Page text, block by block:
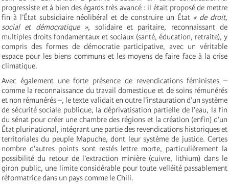
progressiste et à bien des égards très avancé : il était proposé de mettre
fin à l’État subsidiaire néolibéral et de construire un État « de droit,
social et démocratique », solidaire et paritaire, reconnaissant de
multiples droits fondamentaux et sociaux (santé, éducation, retraite), y
compris des formes de démocratie participative, avec un véritable
espace pour les biens communs et les moyens de faire face à la crise
climatique.
Avec également une forte présence de revendications féministes –
comme la reconnaissance du travail domestique et de soins rémunérés
et non rémunérés –, le texte validait en outre l’instauration d’un système
de sécurité sociale publique, la déprivatisation partielle de l’eau, la fin
du sénat pour créer une chambre des régions et la création (enfin) d’un
État plurinational, intégrant une partie des revendications historiques et
territoriales du peuple Mapuche, dont leur système de justice. Certes
nombre d’autres points sont restés lettre morte, particulièrement la
possibilité du retour de l’extraction minière (cuivre, lithium) dans le
giron public, une limite considérable pour toute velléité passablement
réformatrice dans un pays comme le Chili.